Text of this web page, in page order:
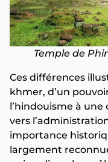
Temple de
Ces différences
khmer, d’un
l’hindouisme à
vers
importance
largement